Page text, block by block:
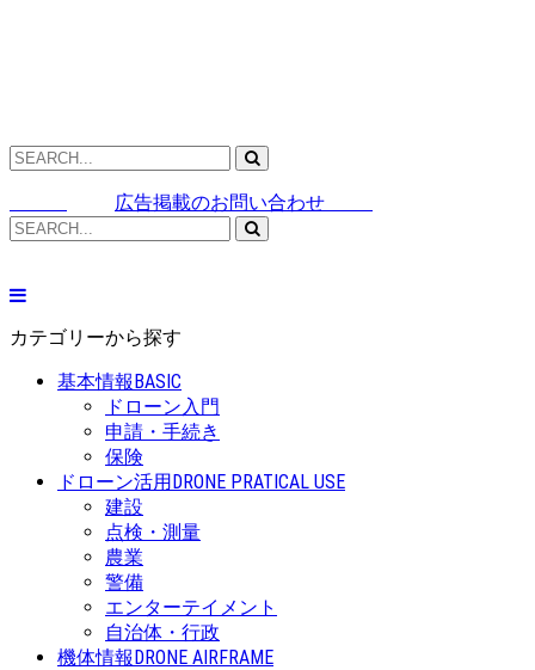
広告掲載のお問い合わせ
カテゴリーから探す
基本情報BASIC
ドローン入門
申請・手続き
保険
ドローン活用DRONE PRATICAL USE
建設
点検・測量
農業
警備
エンターテイメント
自治体・行政
機体情報DRONE AIRFRAME